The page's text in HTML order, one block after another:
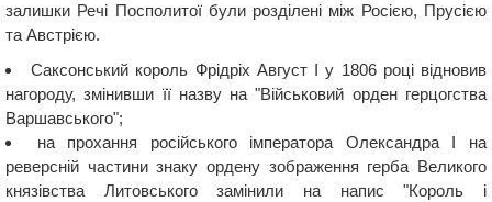
залишки Речі Посполитої були розділені між Росією, Прусією
та Австрією.
Саксонський король Фрідріх Август I у 1806 році відновив
нагороду, змінивши її назву на "Військовий орден герцогства
Варшавського";
на прохання російського імператора Олександра I на
реверсній частини знаку ордену зображення герба Великого
князівства Литовського замінили на напис "Король і